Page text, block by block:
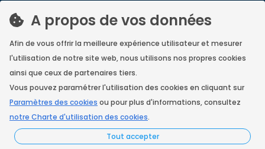
A propos de vos données
Afin de vous offrir la meilleure expérience utilisateur et mesurer
l'utilisation de notre site web, nous utilisons nos propres cookies
ainsi que ceux de partenaires tiers.
Vous pouvez paramétrer l'utilisation des cookies en cliquant sur
Paramètres des cookies ou pour plus d'informations, consultez
notre Charte d'utilisation des cookies.
Tout accepter
Facebook
Instagram
Accueil